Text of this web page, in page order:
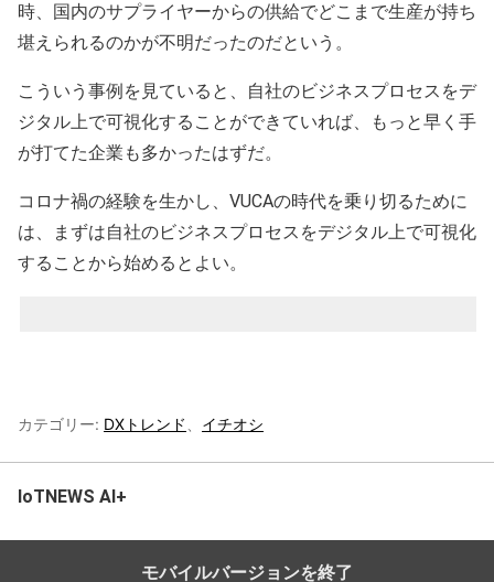
時、国内のサプライヤーからの供給でどこまで生産が持ち
堪えられるのかが不明だったのだという。
こういう事例を見ていると、自社のビジネスプロセスをデ
ジタル上で可視化することができていれば、もっと早く手
が打てた企業も多かったはずだ。
コロナ禍の経験を生かし、VUCAの時代を乗り切るために
は、まずは自社のビジネスプロセスをデジタル上で可視化
することから始めるとよい。
カテゴリー: DXトレンド イチオシ
IoTNEWS AI+
モバイルバージョンを終了